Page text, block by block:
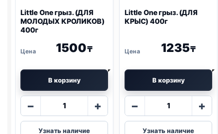
Little Oneгрыз. (ДЛЯ
МОЛОДЫХ КРОЛИКОВ)
400г
1500₸
В корзину
−
Количество
Little
+
Узнать наличие
Little Oneгрыз. (ДЛЯ
КРЫС) 400г
1235₸
В корзину
−
Количество
Little
+
Узнать наличие